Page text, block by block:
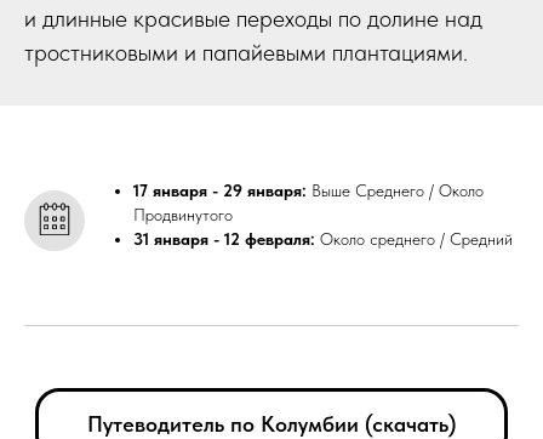
и длинные красивые переходы по долине над
тростниковыми и папайевыми плантациями.
17 января - 29 января: Выше Среднего / Около
Продвинутого
31 января - 12 февраля: Около среднего / Средний
Путеводитель по Колумбии (скачать)